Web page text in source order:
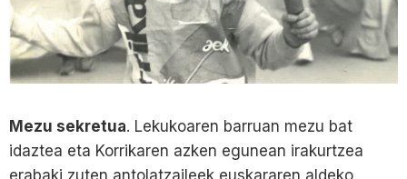
Mezu sekretua. Lekukoaren barruan mezu bat
idaztea eta Korrikaren azken egunean irakurtzea